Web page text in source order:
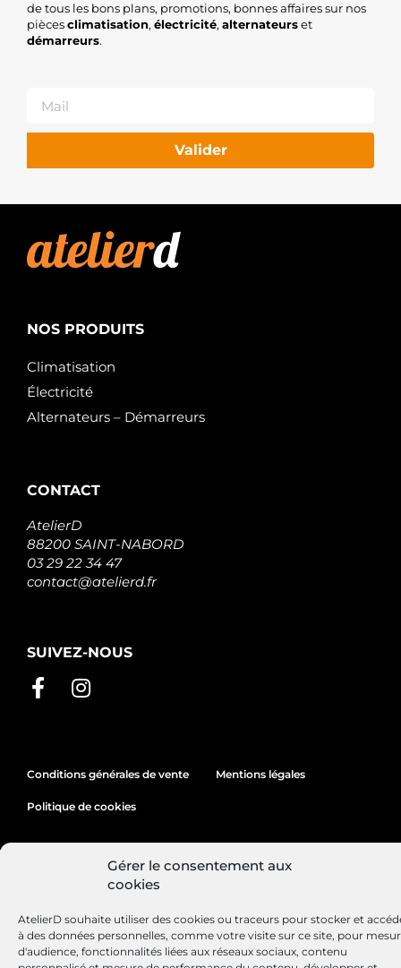
Gérer le consentement aux
cookies
AtelierD souhaite utiliser des cookies ou traceurs pour stocker et
à des données personnelles, comme votre visite sur ce site, pour
d'audience, fonctionnalités liées aux réseaux sociaux, contenu
de tous les bons plans, promotions, bonnes affaires sur nos
piècesclimatisation, électricité, alternateurset
démarreurs.
Valider
NOS PRODUITS
Climatisation
Électricité
Alternateurs – Démarreurs
CONTACT
AtelierD
88200 SAINT-NABORD
03 29 22 34 47
contact@atelierd.fr
SUIVEZ-NOUS
Conditions générales de vente Mentions légales
Politique de cookies
Site réalisé par